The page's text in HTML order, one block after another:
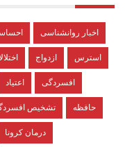
اخبار روانشناسی
ازدواج استرس
اعتیاد افسردگی
تشخیص حافظه
درمان کرونا